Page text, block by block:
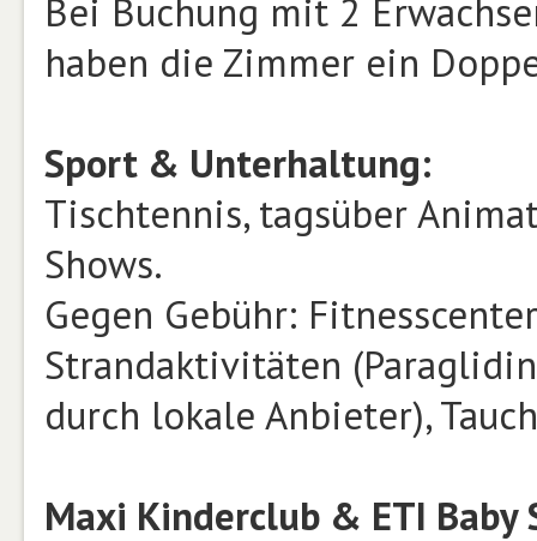
Bei Buchung mit 2
haben die Zimmer ein
Sport & Unterhaltung:
Tischtennis, tagsüber
Shows.
Gegen Gebühr:
Strandaktivitäten
durch lokale Anbieter),
Maxi Kinderclub & ETI Baby